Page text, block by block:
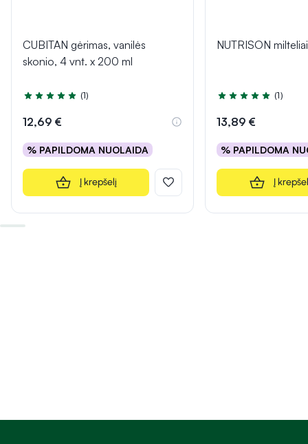
CUBITAN gėrimas, vanilės
skonio, 4 vnt. x 200 ml
Įvertinimas 5.0 iš 5
(1)
12,69 €
% PAPILDOMA NUOLAIDA
Į krepšelį
NUTRISON
Įvertinimas 5.0 iš 5
(1)
13,89 €
% PAPILDOMA
Į